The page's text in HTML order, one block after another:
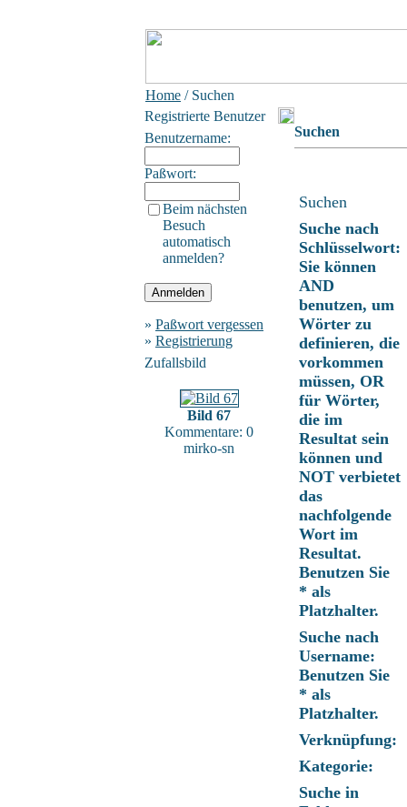
Home / Suchen
Registrierte Benutzer
Benutzername:
Paßwort:
Beim nächsten
Besuch
automatisch
anmelden?
» Paßwort vergessen
» Registrierung
Zufallsbild
Bild 67
Kommentare: 0
mirko-sn
Suchen
Suchen
Suche nach
Schlüsselwort:
Sie können
AND
benutzen, um
Wörter zu
definieren, die
vorkommen
müssen, OR
für Wörter,
die im
Resultat sein
können und
NOT verbietet
das
nachfolgende
Wort im
Resultat.
Benutzen Sie
* als
Platzhalter.
Suche nach
Username:
Benutzen Sie
* als
Platzhalter.
Verknüpfung:
Kategorie:
Suche in